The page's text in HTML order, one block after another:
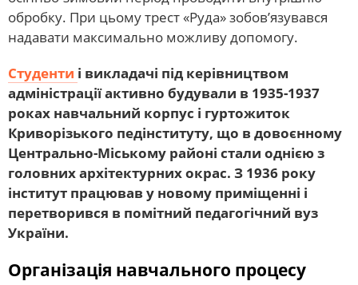
обробку. При цьому трест «Руда» зобов’язувався
надавати максимально можливу допомогу.
Студенти і викладачі під керівництвом
адміністрації активно будували в 1935-1937
роках навчальний корпус і гуртожиток
Криворізького педінституту, що в довоєнному
Центрально-Міському районі стали однією з
головних архітектурних окрас. З 1936 року
інститут працював у новому приміщенні і
перетворився в помітний педагогічний вуз
України.
Організація навчального процесу